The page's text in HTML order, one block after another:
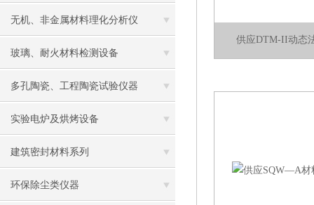
无机、非金属材料理化分析仪
玻璃、耐火材料检测设备
多孔陶瓷、工程陶瓷试验仪器
实验电炉及烘烤设备
建筑密封材料系列
环保除尘类仪器
供应DTM-II动态